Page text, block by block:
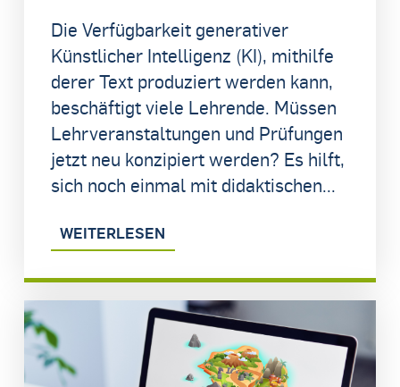
Die Verfügbarkeit generativer
Künstlicher Intelligenz (KI), mithilfe
derer Text produziert werden kann,
beschäftigt viele Lehrende. Müssen
Lehrveranstaltungen und Prüfungen
jetzt neu konzipiert werden? Es hilft,
sich noch einmal mit didaktischen...
WEITERLESEN